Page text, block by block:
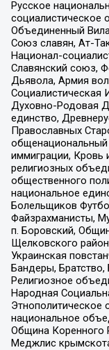
Русское
социалистическое
Объединенный
Союз славян, Ат-
Национал-
Славянский союз,
Дьявола, Армия
Социалистическая
Духовно-Родовая
единство,
Православных
общенациональный
иммиграции, Кровь
религиозных
общественного
национальное
Болельщиков
Файзрахманисты,
п. Боровский,
Щелковского
Украинская
Бандеры,
Религиозное
Народная
Этнополитическое
национальное
Община Коренного
Меджлис